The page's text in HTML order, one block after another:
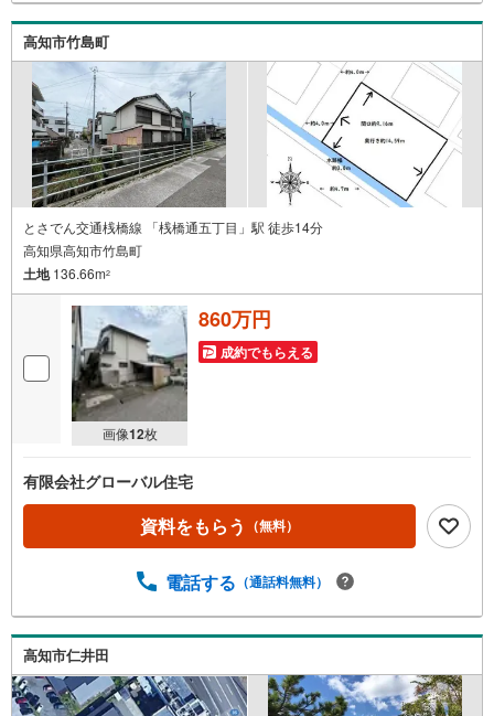
高知市竹島町
とさでん交通桟橋線 「桟橋通五丁目」駅 徒歩14分
高知県高知市竹島町
土地136.66m2
画像12枚
860万円
成約でもらえる
有限会社グローバル住宅
資料をもらう （無料）
電話する （通話料無料）
高知市仁井田